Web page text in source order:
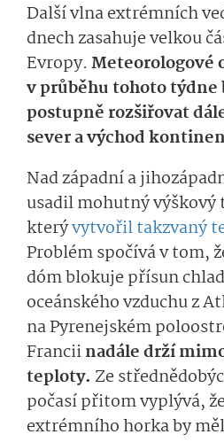
Další vlna extrémních
dnech zasahuje velkou
Evropy. Meteorologové
v průběhu tohoto týdne
postupně rozšiřovat
sever a východ
Nad západní a
usadil mohutný
kterývytvořil takzvaný
Problém spočívá v tom,
dóm blokuje přísun
oceánského vzduchu z
na Pyrenejském
Franciinadále drží
teploty. Ze
počasí přitom vyplývá,
extrémního horka by